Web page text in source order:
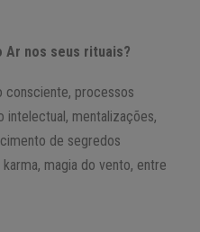
Ar nos seus rituais?
consciente, processos
intelectual, mentalizações,
de segredos
magia do vento, entre